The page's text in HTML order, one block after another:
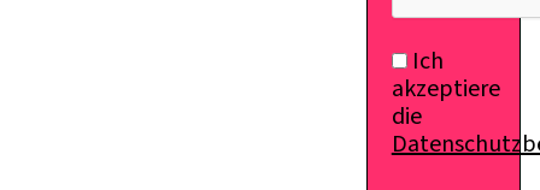
Ich
akzeptiere
die